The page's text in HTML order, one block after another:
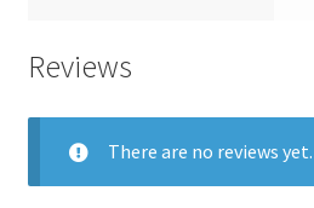
Reviews
There are no reviews yet.